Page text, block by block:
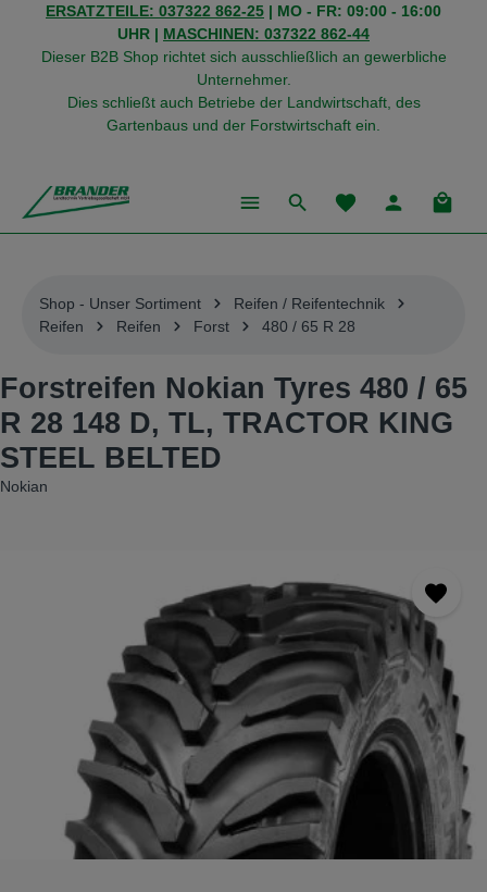
springen
ERSATZTEILE: 037322 862-25 | MO - FR: 09:00 - 16:00
UHR | MASCHINEN: 037322 862-44
Dieser B2B Shop richtet sich ausschließlich an gewerbliche
Unternehmer.
Dies schließt auch Betriebe der Landwirtschaft, des
Gartenbaus und der Forstwirtschaft ein.
Du hast 0
Shop - Unser Sortiment
Reifen / Reifentechnik
Reifen
Reifen Forst 480 / 65 R 28
Forstreifen Nokian Tyres 480 / 65
R 28 148 D, TL, TRACTOR KING
STEEL BELTED
Nokian